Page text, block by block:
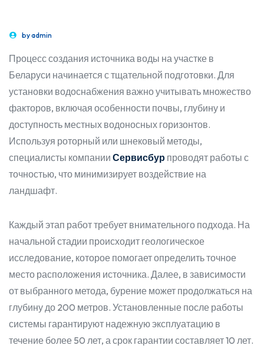
byadmin
Процесс создания источника воды на участке в
Беларуси начинается с тщательной подготовки. Для
установки водоснабжения важно учитывать множество
факторов, включая особенности почвы, глубину и
доступность местных водоносных горизонтов.
Используя роторный или шнековый методы,
специалисты компании Сервисбур проводят работы с
точностью, что минимизирует воздействие на
ландшафт.
Каждый этап работ требует внимательного подхода. На
начальной стадии происходит геологическое
исследование, которое помогает определить точное
место расположения источника. Далее, в зависимости
от выбранного метода, бурение может продолжаться на
глубину до 200 метров. Установленные после работы
системы гарантируют надежную эксплуатацию в
течение более 50 лет, а срок гарантии составляет 10 лет.